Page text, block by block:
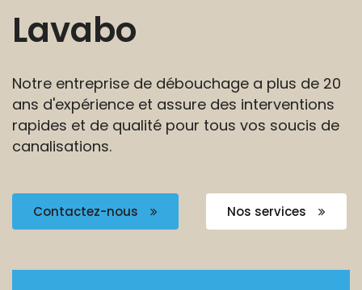
Lavabo
Notre entreprise de débouchage a plus de 20
ans d'expérience et assure des interventions
rapides et de qualité pour tous vos soucis de
canalisations.
Contactez-nous Nos services